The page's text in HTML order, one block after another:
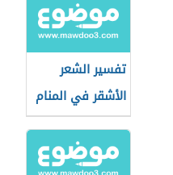
تفسير الشعر
الأشقر في المنام